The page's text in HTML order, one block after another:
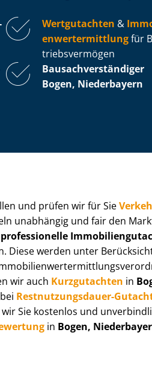
Wertgutachten &
en­wert­ermitt­lungfür
triebs­ver­mö­gen
Bau­sach­ver­stän­di­ger
Bogen, Niederbayern
und prüfen wir für Sie
unabhängig und fair den
professionelle
Diese werden unter
wir auch Kurzgutachten in
Rest­nut­zungs­dau­er-
Sie kostenlos und
in Bogen,